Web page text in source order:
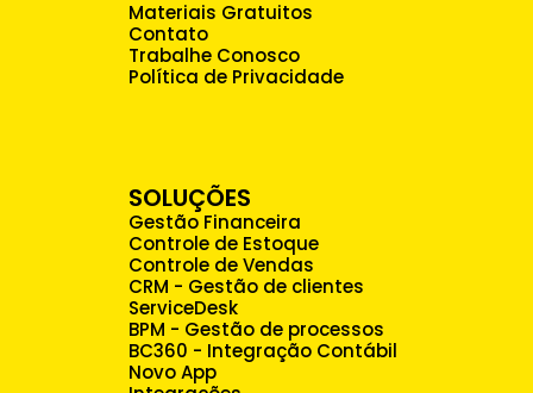
Materiais Gratuitos
Contato
Trabalhe Conosco
Política de Privacidade
SOLUÇÕES
Gestão Financeira
Controle de Estoque
Controle de Vendas
CRM - Gestão de clientes
ServiceDesk
BPM - Gestão de processos
BC360 - Integração Contábil
Novo App